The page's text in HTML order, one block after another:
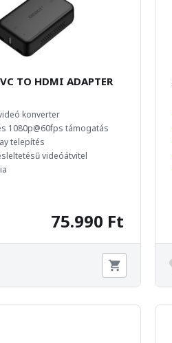
TO HDMI ADAPTER
konverter
1080p@60fps támogatás
telepítés
videóátvitel
75.990 Ft